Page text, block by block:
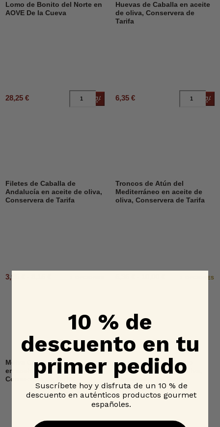
Lomo de Bonito del Norte en
AOVE De la Cueva
28,25 € Añadir al carrito
Huevas de Caballa en aceite
de oliva, Conservera de
Tarifa
6,35 €
Filetes de Caballa de
Andalucía en aceite de oliva,
Conservera de Tarifa
3,95 € - 8,15 €
Troncos de Atún del
Mediterráneo en aceite de
oliva, Conservera de Tarifa
2 OPCIONES
Melva Canutera de Andalucía
en aceite de oliva,
Conservera de Tarifa
Tarantelo de Atún Rojo
Salvaje en aceite de oliva,
Conservera de Tarifa
10 % de
descuento en tu
primer pedido
Suscríbete hoy y disfruta de un 10 % de
descuento en auténticos productos gourmet
españoles.